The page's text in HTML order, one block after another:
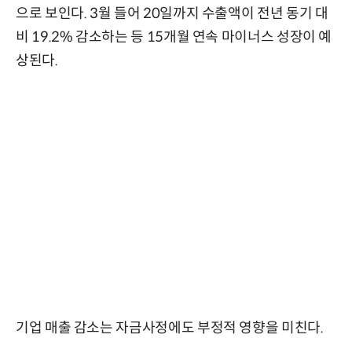
으로 보인다. 3월 들어 20일까지 수출액이 전년 동기 대
비 19.2% 감소하는 등 15개월 연속 마이너스 성장이 예
상된다.
기업 매출 감소는 자금사정에도 부정적 영향을 미친다.